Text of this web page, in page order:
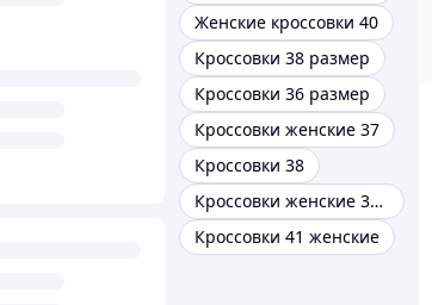
Женские кроссовки 40
Кроссовки 38 размер
Кроссовки 36 размер
Кроссовки женские 37
Кроссовки 38
Кроссовки женские 37 размер
Кроссовки 41 женские